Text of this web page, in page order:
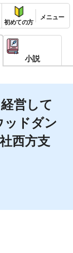
初めての方
小説
営して
ドダン
西方支